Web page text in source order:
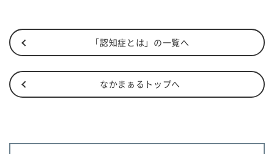
「認知症とは」の一覧へ
なかまぁるトップへ